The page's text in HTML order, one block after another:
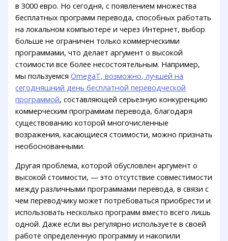
в 3000 евро. Но сегодня, с появлением множества
бесплатных программ перевода, способных работать
на локальном компьютере и через Интернет, выбор
больше не ограничен только коммерческими
программами, что делает аргумент о высокой
стоимости все более несостоятельным. Например,
мы пользуемсяOmegaT, возможно, лучшей на
сегодняшний день бесплатной переводческой
программой, составляющей серьезную конкуренцию
коммерческим программам перевода, благодаря
существованию которой многочисленные
возражения, касающиеся стоимости, можно признать
необоснованными.
Другая проблема, которой обусловлен аргумент о
высокой стоимости, — это отсутствие совместимости
между различными программами перевода, в связи с
чем переводчику может потребоваться приобрести и
использовать несколько программ вместо всего лишь
одной. Даже если вы регулярно используете в своей
работе определенную программу и накопили